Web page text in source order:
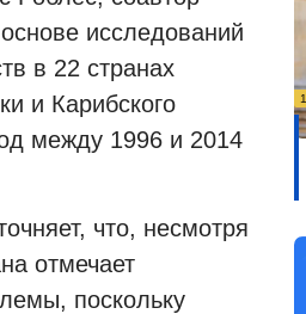
исследований
в 22 странах
и Карибского
между 1996 и 2014
что, несмотря
отмечает
поскольку